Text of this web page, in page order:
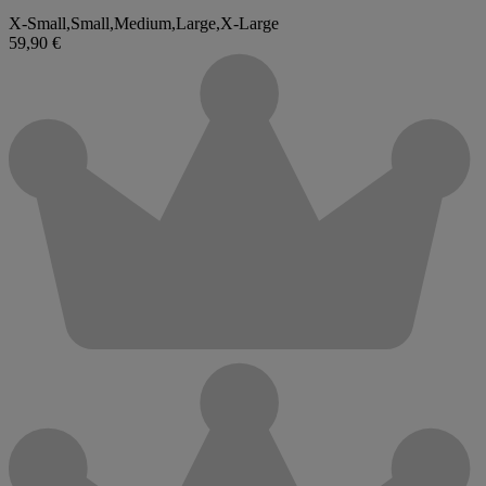
X-Small,Small,Medium,Large,X-Large
59,90 €